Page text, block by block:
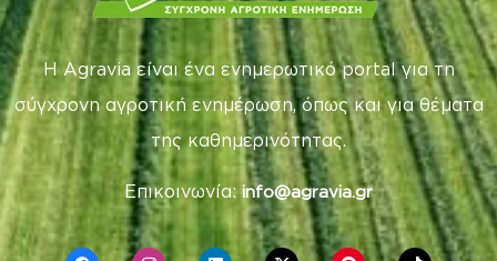
Η Agravia είναι ένα ενημερωτικό portal για τη
σύγχρονη αγροτική ενημέρωση, όπως και για θέματα
της καθημερινότητας.
Επικοινωνία: info@agravia.gr